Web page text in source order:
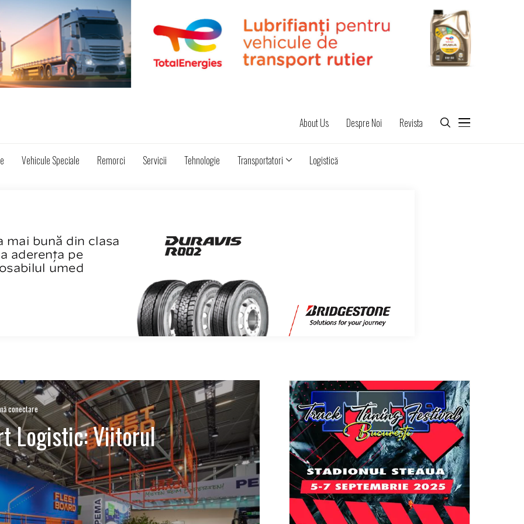
About Us Despre Noi Revista
Vehicule Speciale Remorci Servicii Tehnologie Transportatori Logistică
conectare
Logistic: Viitorul